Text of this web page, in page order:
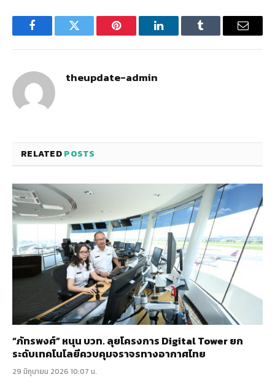
FacebookTwitter Pinterest LinkedInTumblr Email
theupdate-admin
RELATEDPOSTS
“ภัทรพงศ์” หนุน บวท. ลุยโครงการ Digital Tower ยก
ระดับเทคโนโลยีควบคุมจราจรทางอากาศไทย
29 มิถุนายน 2026 10:07 น.